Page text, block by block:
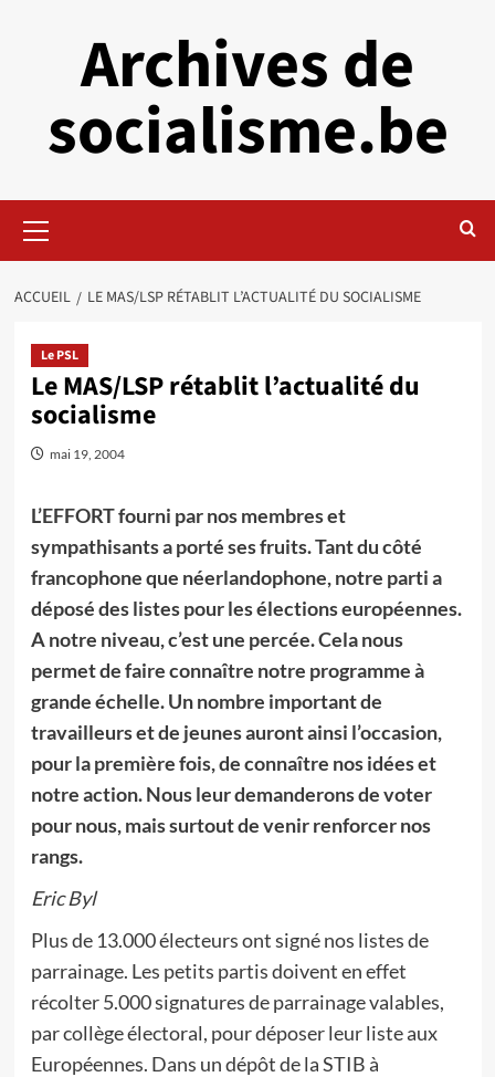
Archives de
socialisme.be
principal
ACCUEIL LE MAS/LSP RÉTABLIT L’ACTUALITÉ DU SOCIALISME
Le PSL
Le MAS/LSP rétablit l’actualité du
socialisme
mai 19, 2004
L’EFFORT fourni par nos membres et
sympathisants a porté ses fruits. Tant du côté
francophone que néerlandophone, notre parti a
déposé des listes pour les élections européennes.
A notre niveau, c’est une percée. Cela nous
permet de faire connaître notre programme à
grande échelle. Un nombre important de
travailleurs et de jeunes auront ainsi l’occasion,
pour la première fois, de connaître nos idées et
notre action. Nous leur demanderons de voter
pour nous, mais surtout de venir renforcer nos
rangs.
Eric Byl
Plus de 13.000 électeurs ont signé nos listes de
parrainage. Les petits partis doivent en effet
récolter 5.000 signatures de parrainage valables,
par collège électoral, pour déposer leur liste aux
Européennes. Dans un dépôt de la STIB à